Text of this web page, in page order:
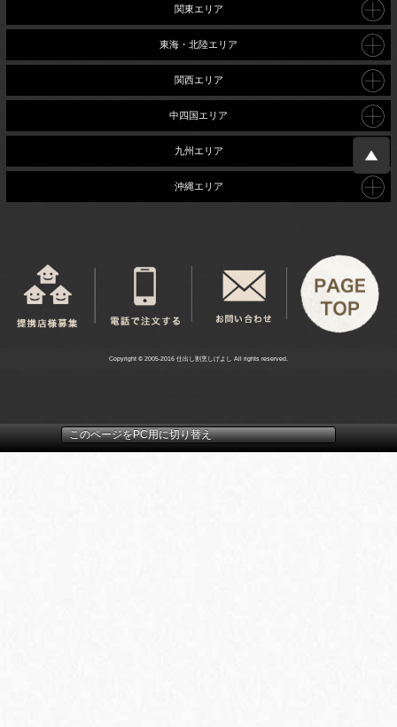
関東エリア
東海・北陸エリア
関西エリア
中四国エリア
九州エリア
沖縄エリア
Copyright © 2005-2016 仕出し割烹しげよし All rights reserved.
このページをPC用に切り替え